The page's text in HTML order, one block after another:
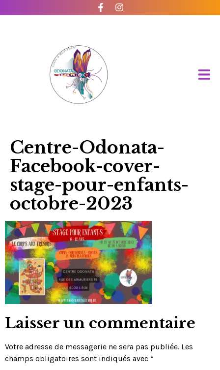
Centre-Odonata-
Facebook-cover-
stage-pour-enfants-
octobre-2023
Laisser un commentaire
Votre adresse de messagerie ne sera pas publiée. Les
champs obligatoires sont indiqués avec *